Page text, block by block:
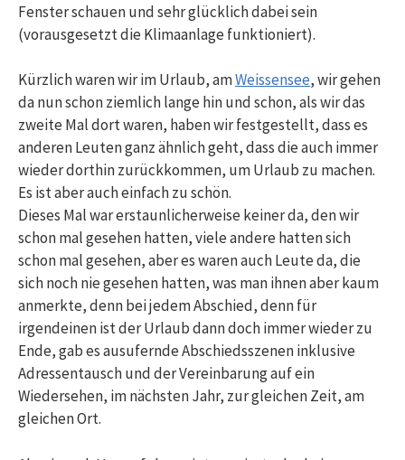
Fenster schauen und sehr glücklich dabei sein
(vorausgesetzt die Klimaanlage funktioniert).
Kürzlich waren wir im Urlaub, amWeissensee, wir gehen
da nun schon ziemlich lange hin und schon, als wir das
zweite Mal dort waren, haben wir festgestellt, dass es
anderen Leuten ganz ähnlich geht, dass die auch immer
wieder dorthin zurückkommen, um Urlaub zu machen.
Es ist aber auch einfach zu schön.
Dieses Mal war erstaunlicherweise keiner da, den wir
schon mal gesehen hatten, viele andere hatten sich
schon mal gesehen, aber es waren auch Leute da, die
sich noch nie gesehen hatten, was man ihnen aber kaum
anmerkte, denn bei jedem Abschied, denn für
irgendeinen ist der Urlaub dann doch immer wieder zu
Ende, gab es ausufernde Abschiedsszenen inklusive
Adressentausch und der Vereinbarung auf ein
Wiedersehen, im nächsten Jahr, zur gleichen Zeit, am
gleichen Ort.